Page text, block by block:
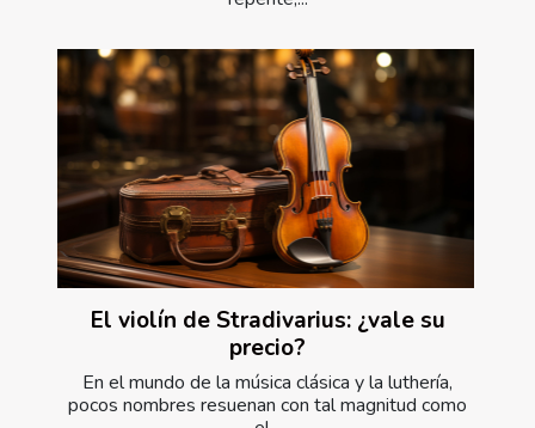
El violín de Stradivarius: ¿vale su
precio?
En el mundo de la música clásica y la luthería,
pocos nombres resuenan con tal magnitud como